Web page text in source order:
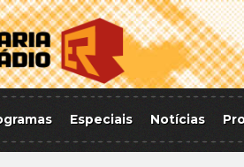
Especiais Notícias